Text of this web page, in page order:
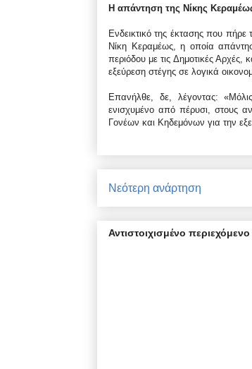
Η απάντηση της Νίκης
Ενδεικτικό της έκτασης που πήρε
Νίκη Κεραμέως, η οποία
περιόδου με τις Δημοτικές Αρχές,
εξεύρεση στέγης σε λογικά
Επανήλθε, δε, λέγοντας:
ενισχυμένο από πέρυσι, στους
Γονέων και Κηδεμόνων για την
Νεότερη ανάρτηση
Αντιστοιχισμένο περιεχόμενο